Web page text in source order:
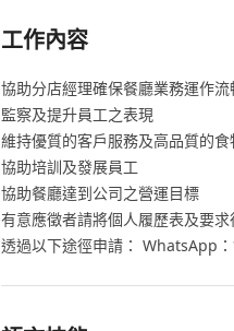
工作內容
協助分店經理確保餐廳業務運作流
監察及提升員工之表現
維持優質的客戶服務及高品質的食
協助培訓及發展員工
協助餐廳達到公司之營運目標
有意應徵者請將個人履歷表及要求
透過以下途徑申請： WhatsApp